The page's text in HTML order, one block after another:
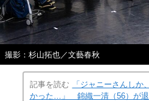
撮影：杉山拓也／文藝春秋
記事を読む
「ジャニーさんしか
かった…」 錦織一清（56）が退